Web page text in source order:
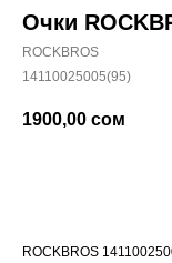
Очки
ROCKBROS
14110025005(95)
1900,00 сом
ROCKBROS